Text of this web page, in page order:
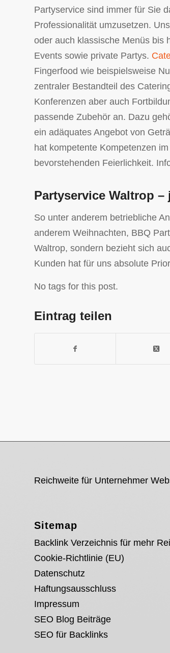
Partyservice sind immer für Sie
Professionalität umzusetzen.
oder auch klassische Menüs bis
Events sowie private Partys.
Fingerfood wie beispielsweise
zentraler Bestandteil des
Konferenzen aber auch
passende Zubehör an. Dazu
ein adäquates Angebot von
hat kompetente Kompetenzen
bevorstehenden Feierlichkeit.
Partyservice Waltrop
So unter anderem betriebliche
anderem Weihnachten, BBQ
Waltrop, sondern bezieht sich
Kunden hat für uns absolute
No tags for this post.
Eintrag teilen
Reichweite für Unternehmer
Sitemap
Backlink Verzeichnis für mehr
Cookie-Richtlinie (EU)
Datenschutz
Haftungsausschluss
Impressum
SEO Blog Beiträge
SEO für Backlinks